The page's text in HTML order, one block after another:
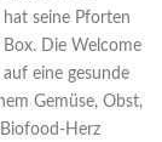
seine Pforten
Die Welcome
eine gesunde
Gemüse, Obst,
Herz